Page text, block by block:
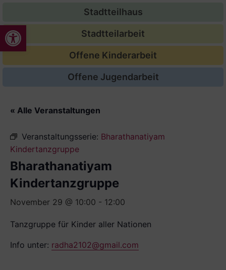
Werkzeugleiste öffnen
Stadtteilhaus
Stadtteilarbeit
Offene Kinderarbeit
Offene Jugendarbeit
« Alle Veranstaltungen
Veranstaltungsserie: Bharathanatiyam
Kindertanzgruppe
Bharathanatiyam
Kindertanzgruppe
November 29 @ 10:00 - 12:00
Tanzgruppe für Kinder aller Nationen
Info unter: radha2102@gmail.com